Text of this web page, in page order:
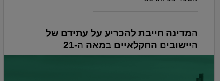
המדינה חייבת להכריע על עתידם של
היישובים החקלאיים במאה ה-21